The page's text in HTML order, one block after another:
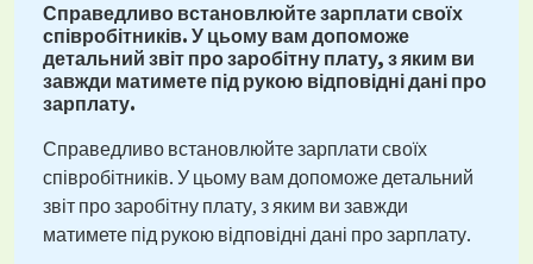
Справедливо встановлюйте зарплати своїх
співробітників. У цьому вам допоможе
детальний звіт про заробітну плату, з яким ви
завжди матимете під рукою відповідні дані про
зарплату.
Справедливо встановлюйте зарплати своїх
співробітників. У цьому вам допоможе детальний
звіт про заробітну плату, з яким ви завжди
матимете під рукою відповідні дані про зарплату.